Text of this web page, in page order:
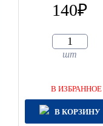
140
шт
В ИЗБРАННОЕ
В КОРЗИНУ